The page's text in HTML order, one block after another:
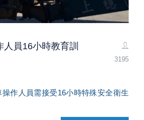
3195
人員16小時教育訓
操作人員需接受16小時特殊安全衛生